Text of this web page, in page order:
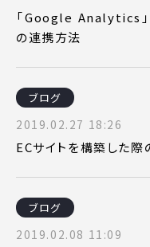
「Google Analytics
の連携方法
ブログ
2019.02.27 18:26
ECサイトを構築した際
ブログ
2019.02.08 11:09